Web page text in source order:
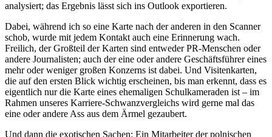
analysiert; das Ergebnis lässt sich ins Outlook exportieren.
Dabei, während ich so eine Karte nach der anderen in den Scanner
schob, wurde mit jedem Kontakt auch eine Erinnerung wach.
Freilich, der Großteil der Karten sind entweder PR-Menschen oder
andere Journalisten; auch der eine oder andere Geschäftsführer eines
mehr oder weniger großen Konzerns ist dabei. Und Visitenkarten,
die auf den ersten Blick wichtig erscheinen, bis man erkennt, dass es
eigentlich nur die Karte eines ehemaligen Schulkameraden ist – im
Rahmen unseres Karriere-Schwanzvergleichs wird gerne mal das
eine oder andere Ass aus dem Ärmel gezaubert.
Und dann die exotischen Sachen: Ein Mitarbeiter der polnischen